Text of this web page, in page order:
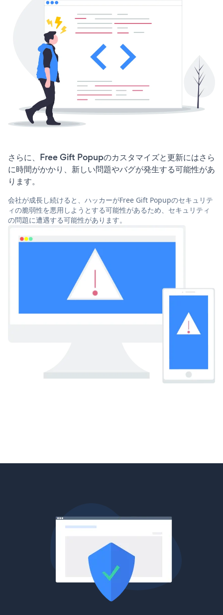
さらに、Free Gift Popupのカスタマイズと更新にはさら
に時間がかかり、新しい問題やバグが発生する可能性があ
ります。
会社が成長し続けると、ハッカーがFree Gift Popupのセキュリテ
ィの脆弱性を悪用しようとする可能性があるため、セキュリティ
の問題に遭遇する可能性があります。